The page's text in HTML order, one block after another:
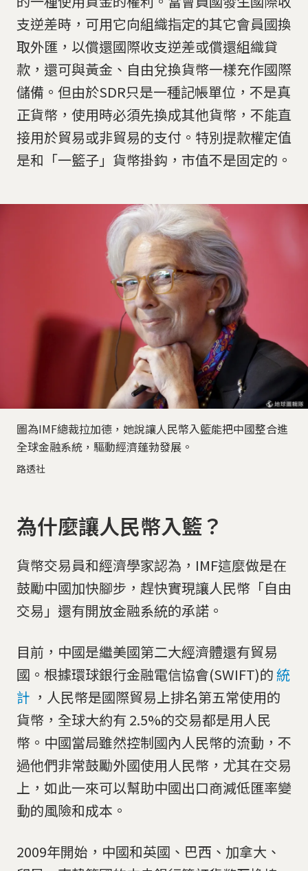
支逆差時，可用它向組織指定的其它會員國換
取外匯，以償還國際收支逆差或償還組織貸
款，還可與黃金、自由兌換貨幣一樣充作國際
儲備。但由於SDR只是一種記帳單位，不是真
正貨幣，使用時必須先換成其他貨幣，不能直
接用於貿易或非貿易的支付。特別提款權定值
是和「一籃子」貨幣掛鈎，市值不是固定的。
圖為IMF總裁拉加德，她說讓人民幣入籃能把中國整合進
全球金融系統，驅動經濟蓬勃發展。
路透社
為什麼讓人民幣入籃？
貨幣交易員和經濟學家認為，IMF這麼做是在
鼓勵中國加快腳步，趕快實現讓人民幣「自由
交易」還有開放金融系統的承諾。
目前，中國是繼美國第二大經濟體還有貿易
國。根據環球銀行金融電信協會(SWIFT)的統
計 ，人民幣是國際貿易上排名第五常使用的
貨幣，全球大約有 2.5%的交易都是用人民
幣。中國當局雖然控制國內人民幣的流動，不
過他們非常鼓勵外國使用人民幣，尤其在交易
上，如此一來可以幫助中國出口商減低匯率變
動的風險和成本。
2009年開始，中國和英國、巴西、加拿大、